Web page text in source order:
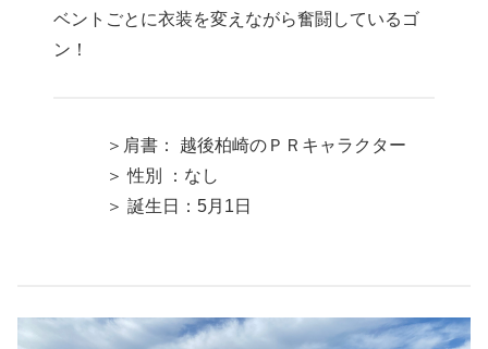
ベントごとに衣装を変えながら奮闘しているゴ
ン！
＞肩書： 越後柏崎のＰＲキャラクター
＞ 性別 ：なし
＞ 誕生日：5月1日